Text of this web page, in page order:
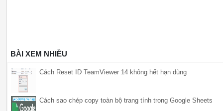
BÀI XEM NHIỀU
Cách Reset ID TeamViewer 14 không hết hạn dùng
Cách sao chép copy toàn bộ trang tính trong Google Sheets